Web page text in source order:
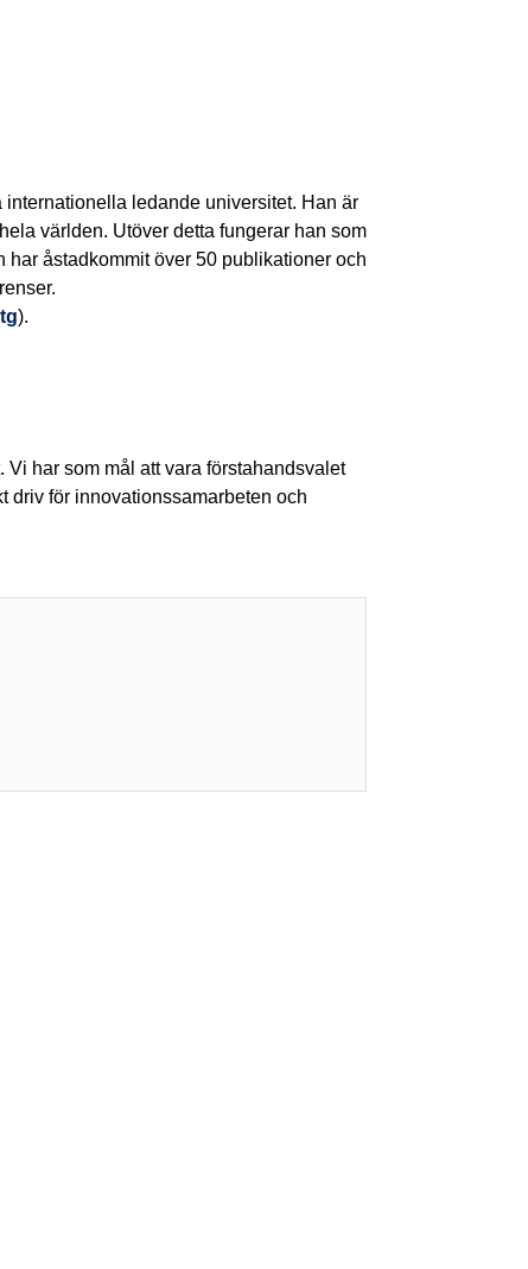
ledande universitet. Han är
världen. Utöver detta fungerar han som
åstadkommit över 50 publikationer och
).
har som mål att vara förstahandsvalet
driv för innovationssamarbeten och